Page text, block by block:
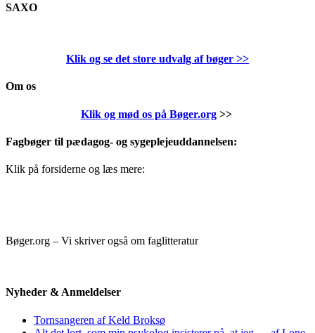
SAXO
Klik og se det store udvalg af bøger >>
Om os
Klik og mød os på Bøger.org>>
Fagbøger til pædagog- og sygeplejeuddannelsen:
Klik på forsiderne og læs mere:
Bøger.org – Vi skriver også om faglitteratur
Nyheder & Anmeldelser
Tornsangeren af Keld Broksø